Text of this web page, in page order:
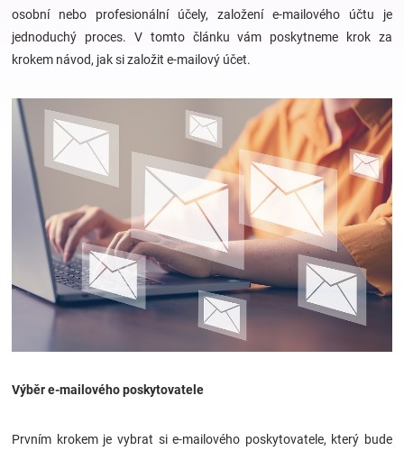
kojenecká
výbava
Hračky
zábava
děti
oblečení
Novinky
osobní nebo profesionální účely, založení e-mailového účtu je
jednoduchý proces. V tomto článku vám poskytneme krok za
krokem návod, jak si založit e-mailový účet.
Výběr e-mailového poskytovatele
Prvním krokem je vybrat si e-mailového poskytovatele, který bude